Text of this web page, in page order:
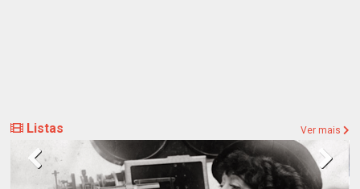
Listas Ver mais